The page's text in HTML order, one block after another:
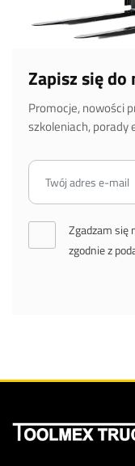
Zapisz się
Promocje, nowości
szkoleniach, porady
Zgadzam się
zgodnie z